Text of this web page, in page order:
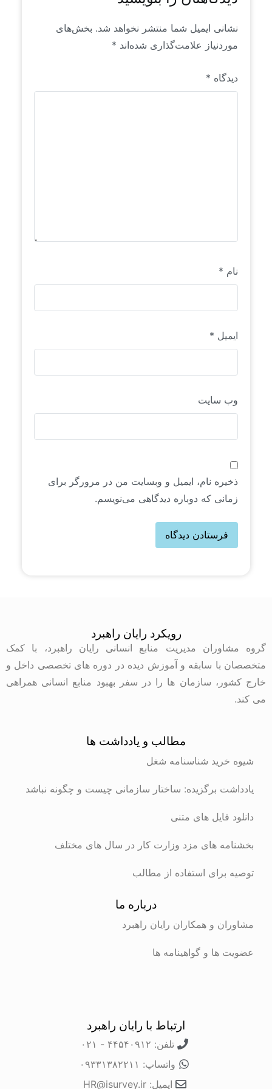
نشانی ایمیل شما منتشر نخواهد شد. بخش‌های
موردنیاز علامت‌گذاری شده‌اند *
دیدگاه *
نام *
ایمیل *
وب‌ سایت
ذخیره نام، ایمیل و وبسایت من در مرورگر برای
زمانی که دوباره دیدگاهی می‌نویسم.
رویکرد رایان راهبرد
گروه مشاوران مدیریت منابع انسانی رایان راهبرد، با کمک
متخصصان با سابقه و آموزش دیده در دوره های تخصصی داخل و
خارج کشور، سازمان ها را در سفر بهبود منابع انسانی همراهی
می کند.
مطالب و یادداشت ها
شیوه خرید شناسنامه شغل
یادداشت برگزیده: ساختار سازمانی چیست و چگونه نباشد
دانلود فایل های متنی
بخشنامه های مزد وزارت کار در سال های مختلف
توصیه برای استفاده از مطالب
درباره ما
مشاوران و همکاران رایان راهبرد
عضویت ها و گواهینامه ها
ارتباط با رایان راهبرد
تلفن: ۴۴۵۴۰۹۱۲ - ۰۲۱
واتساپ: ۰۹۳۳۱۳۸۲۲۱۱
ایمیل: HR@isurvey.ir